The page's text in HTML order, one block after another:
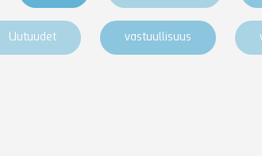
Uutuudet vastuullisuus